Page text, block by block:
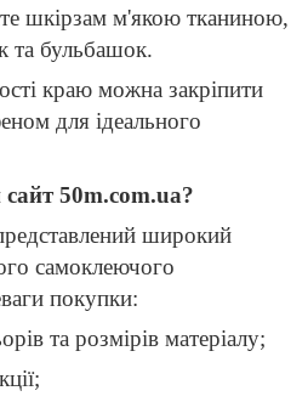
шкірзам м'якою тканиною,
та бульбашок.
краю можна закріпити
для ідеального
50m.com.ua?
широкий
самоклеючого
покупки:
та розмірів матеріалу;